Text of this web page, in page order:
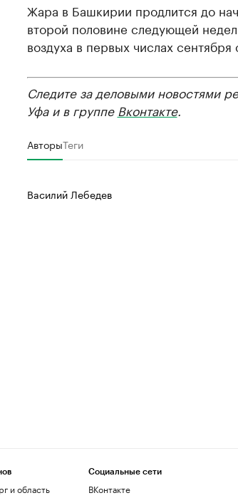
Жара в Башкирии продлится до
второй половине следующей
воздуха в первых числах сентября
Следите за деловыми новостями
Уфа и в группе Вконтакте.
АвторыТеги
Василий Лебедев
и область
Социальные сети
ВКонтакте